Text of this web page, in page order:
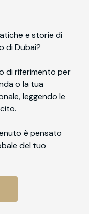
e storie di
di Dubai?
di riferimento per
o la tua
leggendo le
è pensato
del tuo